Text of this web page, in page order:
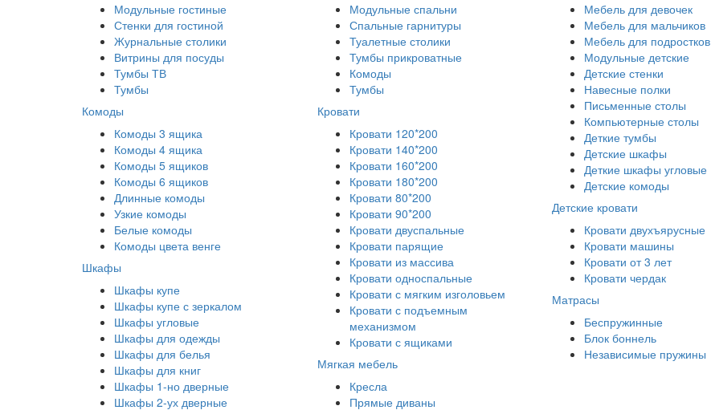
Модульные гостиные
Стенки для гостиной
Журнальные столики
Витрины для посуды
Тумбы ТВ
Тумбы
Комоды
Комоды 3 ящика
Комоды 4 ящика
Комоды 5 ящиков
Комоды 6 ящиков
Длинные комоды
Узкие комоды
Белые комоды
Комоды цвета венге
Шкафы
Шкафы купе
Шкафы купе с зеркалом
Шкафы угловые
Шкафы для одежды
Шкафы для белья
Шкафы для книг
Шкафы 1-но дверные
Шкафы 2-ух дверные
Модульные спальни
Спальные гарнитуры
Туалетные столики
Тумбы прикроватные
Комоды
Тумбы
Кровати
Кровати 120*200
Кровати 140*200
Кровати 160*200
Кровати 180*200
Кровати 80*200
Кровати 90*200
Кровати двуспальные
Кровати парящие
Кровати из массива
Кровати односпальные
Кровати с мягким изголовьем
Кровати с подъемным
механизмом
Кровати с ящиками
Мягкая мебель
Кресла
Прямые диваны
Мебель для девочек
Мебель для мальчиков
Мебель для подростков
Модульные детские
Детские стенки
Навесные полки
Письменные столы
Компьютерные столы
Деткие тумбы
Детские шкафы
Деткие шкафы угловые
Детские комоды
Детские кровати
Кровати двухъярусные
Кровати машины
Кровати от 3 лет
Кровати чердак
Матрасы
Беспружинные
Блок боннель
Независимые пружины